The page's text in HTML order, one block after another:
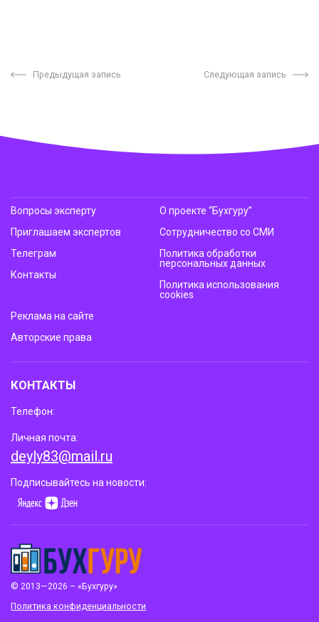
Предыдущая запись Следующая запись
© 2013—2026 – «Бухгуру»
Политика конфиденциальности
Вопросы эксперту
Приглашаем экспертов
Телеграм
Контакты
О проекте “Бухгуру”
Сотрудничество со СМИ
Политика обработки
персональных данных
Политика использования
cookies
Реклама на сайте
Авторские права
КОНТАКТЫ
Телефон:
Личная почта:
deyly83@mail.ru
Подписывайтесь на новости: